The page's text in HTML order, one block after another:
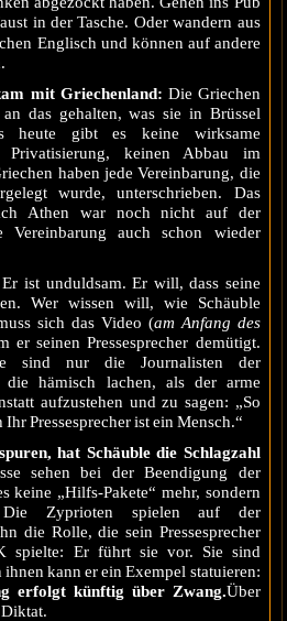
in der Tasche. Oder wandern aus
Englisch und können auf andere
mit Griechenland: Die Griechen
das gehalten, was sie in Brüssel
heute gibt es keine wirksame
Privatisierung, keinen Abbau im
haben jede Vereinbarung, die
wurde, unterschrieben. Das
Athen war noch nicht auf der
auch schon wieder
Er ist unduldsam. Er will, dass seine
Wer wissen will, wie Schäuble
sich das Video (am Anfang des
er seinen Pressesprecher demütigt.
sind nur die Journalisten der
die hämisch lachen, als der arme
aufzustehen und zu sagen: „So
Pressesprecher ist ein Mensch.“
hat Schäuble die Schlagzahl
sehen bei der Beendigung der
keine „Hilfs-Pakete“ mehr, sondern
Die Zyprioten spielen auf der
die Rolle, die sein Pressesprecher
spielte: Er führt sie vor. Sie sind
kann er ein Exempel statuieren:
erfolgt künftig über Zwang.Über